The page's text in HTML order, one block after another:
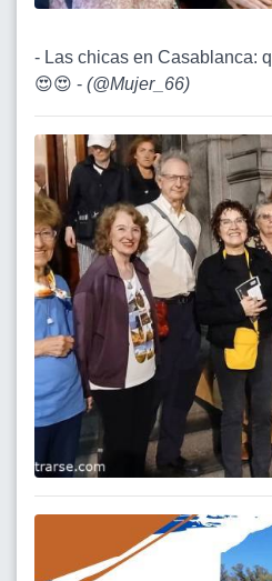
- Las chicas en Casablanca:
😍😍 - (@Mujer_66)